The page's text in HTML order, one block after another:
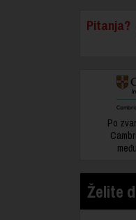
Pitanja?
Po
Želite